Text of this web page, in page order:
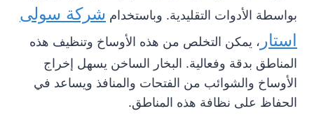
بواسطة الأدوات التقليدية. وباستخدام شركة سولى
استار ، يمكن التخلص من هذه الأوساخ وتنظيف هذه
المناطق بدقة وفعالية. البخار الساخن يسهل إخراج
الأوساخ والشوائب من الفتحات والمنافذ ويساعد في
الحفاظ على نظافة هذه المناطق.